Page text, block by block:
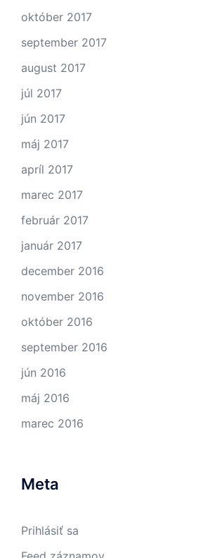
október 2017
september 2017
august 2017
júl 2017
jún 2017
máj 2017
apríl 2017
marec 2017
február 2017
január 2017
december 2016
november 2016
október 2016
september 2016
jún 2016
máj 2016
marec 2016
Meta
Prihlásiť sa